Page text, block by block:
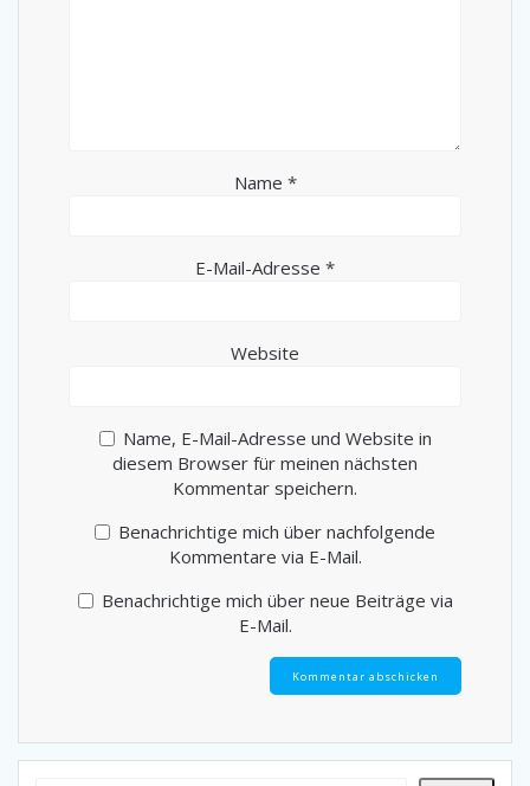
Name *
E-Mail-Adresse *
Website
Name, E-Mail-Adresse und Website in
diesem Browser für meinen nächsten
Kommentar speichern.
Benachrichtige mich über nachfolgende
Kommentare via E-Mail.
Benachrichtige mich über neue Beiträge via
E-Mail.